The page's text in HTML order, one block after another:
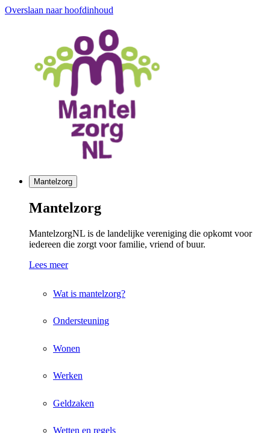
Overslaan naar hoofdinhoud
Mantelzorg
Mantelzorg
MantelzorgNL is de landelijke vereniging die opkomt voor
iedereen die zorgt voor familie, vriend of buur.
Lees meer
Wat is mantelzorg?
Ondersteuning
Wonen
Werken
Geldzaken
Wetten en regels